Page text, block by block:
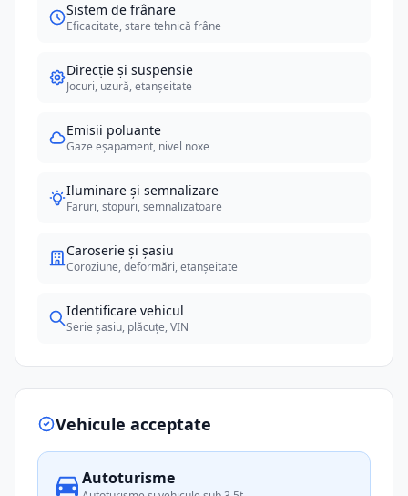
Sistem de frânare
Eficacitate, stare tehnică frâne
Direcție și suspensie
Jocuri, uzură, etanșeitate
Emisii poluante
Gaze eșapament, nivel noxe
Iluminare și semnalizare
Faruri, stopuri, semnalizatoare
Caroserie și șasiu
Coroziune, deformări, etanșeitate
Identificare vehicul
Serie șasiu, plăcuțe, VIN
Vehicule acceptate
Autoturisme